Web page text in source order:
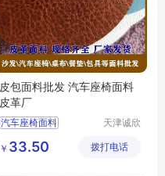
皮包面料批发 汽车座椅面料
皮革厂
汽车座椅面料
天津诚欣
有限公司
￥ 33.50 拨打电话